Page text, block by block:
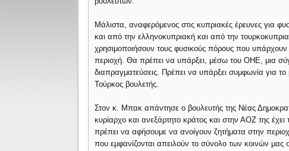
Μάλιστα, αναφερόμενος στις κυπριακές έρευνες για
και από την ελληνοκυπριακή και από την
χρησιμοποιήσουν τους φυσικούς πόρους που
περιοχή. Θα πρέπει να υπάρξει, μέσω του ΟΗΕ, μια
διαπραγματεύσεις. Πρέπει να υπάρξει συμφωνία για
Τούρκος βουλετής.
Στον κ. Μπακ απάντησε ο βουλευτής της Νέας
κυρίαρχο και ανεξάρτητο κράτος και στην ΑΟΖ της
πρέπει να αφήσουμε να ανοίγουν ζητήματα στην
που εμφανίζονται απειλούν το σύνολο των κοινών